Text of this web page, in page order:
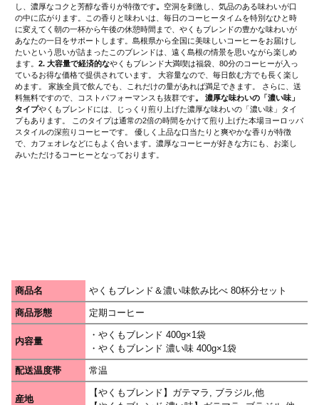
し、濃厚なコクと芳醇な香りが特徴です。 空洞を刺激し、気品のある味わいが口
の中に広がります。この香りと味わいは、毎日のコーヒータイムを特別なひと時
に変えてく朝の一杯から午後の休憩時間まで、やくもブレンドの豊かな味わいが
あなたの一日をサポートします。島根県から全国に美味しいコーヒーをお届けし
たいという思いが詰まったこのブレンドは、遠く島根の情景を思いながら楽しめ
ます。 2. 大容量で経済的なやくもブレンド大満喫は福袋、80分のコーヒーが入っ
ているお得な価格で提供されています。 大容量なので、毎日飲む方でも長く楽し
めます。 家族全員で飲んでも、これだけの量があれば満足できます。 さらに、送
料無料ですので、コストパフォーマンスも抜群です。 濃厚な味わいの「濃い味」
タイプやくもブレンドには、じっくり煎り上げた濃厚な味わいの「濃い味」タイ
プもあります。 このタイプは通常の2倍の時間をかけて煎り上げた本場ヨーロッパ
スタイルの深煎りコーヒーです。 優しく上品な口当たりと爽やかな香りが特徴
で、カフェオレなどにもよく合います。濃厚なコーヒーが好きな方にも、お楽し
みいただけるコーヒーとなっております。
商品名 やくもブレンド＆濃い味飲み比べ 80杯分セット
商品形態 定期コーヒー
内容量
・やくもブレンド 400g×1袋
・やくもブレンド 濃い味 400g×1袋
配送温度帯 常温
産地
【やくもブレンド】ガテマラ, ブラジル,他